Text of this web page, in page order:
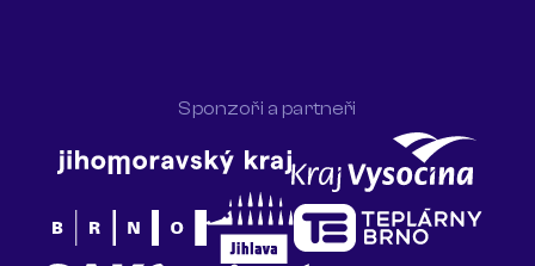
Sponzoři a partneři